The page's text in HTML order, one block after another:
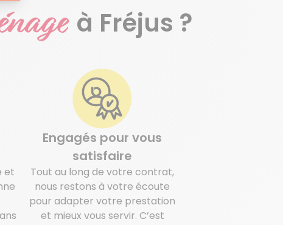
à Fréjus ?
et
Engagés pour vous
satisfaire
Tout au long de votre contrat,
nous restons à votre écoute
pour adapter votre prestation
et mieux vous servir. C’est